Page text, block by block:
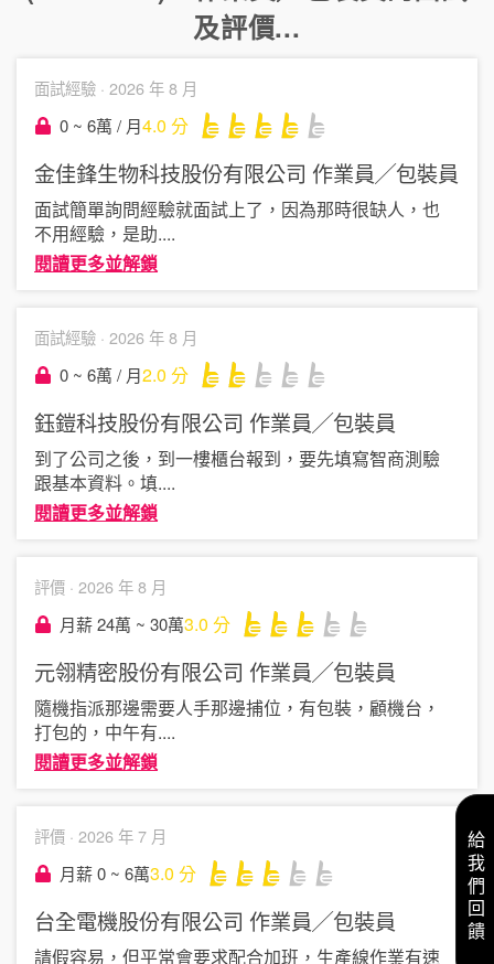
及評價...
面試經驗 · 2026 年 8 月
0 ~ 6萬 / 月4.0 分
金佳鋒生物科技股份有限公司 作業員╱包裝員
面試簡單詢問經驗就面試上了，因為那時很缺人，也
不用經驗，是助....
閱讀更多並解鎖
面試經驗 · 2026 年 8 月
0 ~ 6萬 / 月2.0 分
鈺鎧科技股份有限公司 作業員╱包裝員
到了公司之後，到一樓櫃台報到，要先填寫智商測驗
跟基本資料。填....
閱讀更多並解鎖
評價 · 2026 年 8 月
月薪 24萬 ~ 30萬3.0 分
元翎精密股份有限公司 作業員╱包裝員
隨機指派那邊需要人手那邊捕位，有包裝，顧機台，
打包的，中午有....
閱讀更多並解鎖
評價 · 2026 年 7 月
月薪 0 ~ 6萬3.0 分
台全電機股份有限公司 作業員╱包裝員
請假容易，但平常會要求配合加班，生產線作業有速
給我們回饋